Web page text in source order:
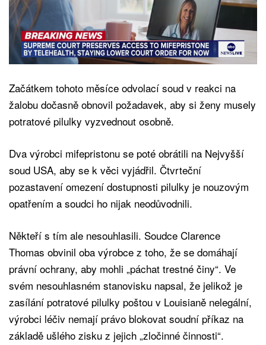
Začátkem tohoto měsíce odvolací soud v reakci na
žalobu dočasně obnovil požadavek, aby si ženy musely
potratové pilulky vyzvednout osobně.
Dva výrobci mifepristonu se poté obrátili na Nejvyšší
soud USA, aby se k věci vyjádřil. Čtvrteční
pozastavení omezení dostupnosti pilulky je nouzovým
opatřením a soudci ho nijak neodůvodnili.
Někteří s tím ale nesouhlasili. Soudce Clarence
Thomas obvinil oba výrobce z toho, že se domáhají
právní ochrany, aby mohli „páchat trestné činy“. Ve
svém nesouhlasném stanovisku napsal, že jelikož je
zasílání potratové pilulky poštou v Louisianě nelegální,
výrobci léčiv nemají právo blokovat soudní příkaz na
základě ušlého zisku z jejich „zločinné činnosti“.